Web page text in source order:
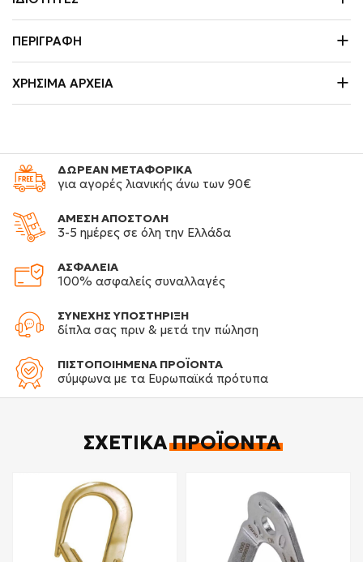
ΠΕΡΙΓΡΑΦΉ
ΧΡΉΣΙΜΑ ΑΡΧΕΊΑ
ΔΩΡΕΑΝ ΜΕΤΑΦΟΡΙΚΑ
για αγορές λιανικής άνω των 90€
ΑΜΕΣΗ ΑΠΟΣΤΟΛΗ
3-5 ημέρες σε όλη την Ελλάδα
ΑΣΦΑΛΕΙΑ
100% ασφαλείς συναλλαγές
ΣΥΝΕΧΗΣ ΥΠΟΣΤΗΡΙΞΗ
δίπλα σας πριν & μετά την πώληση
ΠΙΣΤΟΠΟΙΗΜΕΝΑ ΠΡΟΪΟΝΤΑ
σύμφωνα με τα Ευρωπαϊκά πρότυπα
ΣΧΕΤΙΚΆΠΡΟΪΌΝΤΑ